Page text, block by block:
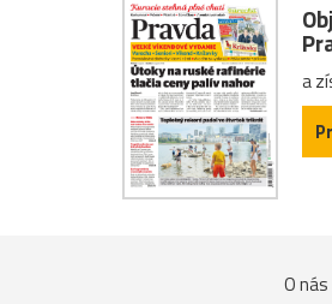
a
O nás